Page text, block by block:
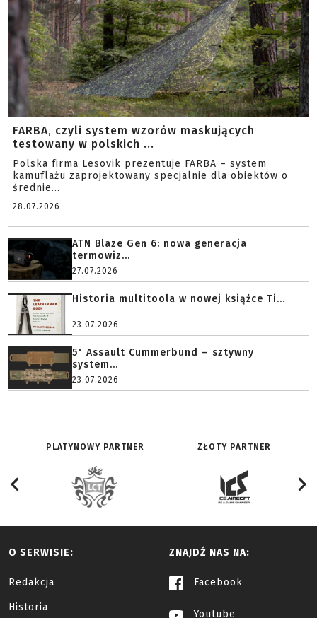
FARBA, czyli system wzorów maskujących
testowany w polskich ...
Polska firma Lesovik prezentuje FARBA – system
kamuflażu zaprojektowany specjalnie dla obiektów o
średnie...
28.07.2026
ATN Blaze Gen 6: nowa generacja
termowiz...
27.07.2026
Historia multitoola w nowej książce Ti...
23.07.2026
5" Assault Cummerbund – sztywny
system...
23.07.2026
PLATYNOWY PARTNER ZŁOTY PARTNER
O SERWISIE:
Redakcja
Historia
ZNAJDŹ NAS NA:
Facebook
Youtube